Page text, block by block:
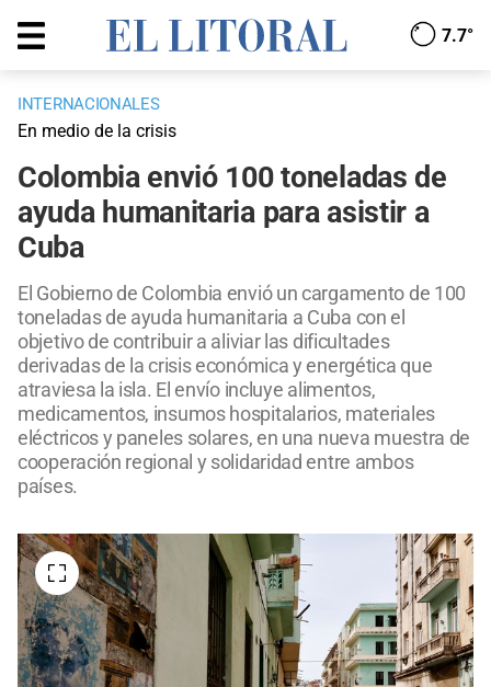
7.7°
INTERNACIONALES
En medio de la crisis
Colombia envió 100 toneladas de
ayuda humanitaria para asistir a
Cuba
El Gobierno de Colombia envió un cargamento de 100
toneladas de ayuda humanitaria a Cuba con el
objetivo de contribuir a aliviar las dificultades
derivadas de la crisis económica y energética que
atraviesa la isla. El envío incluye alimentos,
medicamentos, insumos hospitalarios, materiales
eléctricos y paneles solares, en una nueva muestra de
cooperación regional y solidaridad entre ambos
países.